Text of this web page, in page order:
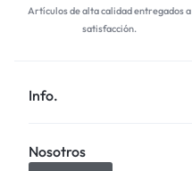
Artículos de alta calidad entregados a
satisfacción.
Info.
Nosotros